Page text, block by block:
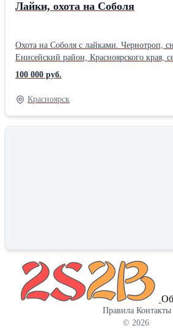
Лайки, охота на Соболя
Охота на Соболя с лайками. Чернотроп,
Енисейский район, Красноярского края,
на территории " Енисейского кряжа",
Шанс проверить и отлично натаскать
и поохотиться с НАШИМИ лайками!
100 000 руб.
Красноярск
Правила Контакты
© 2026